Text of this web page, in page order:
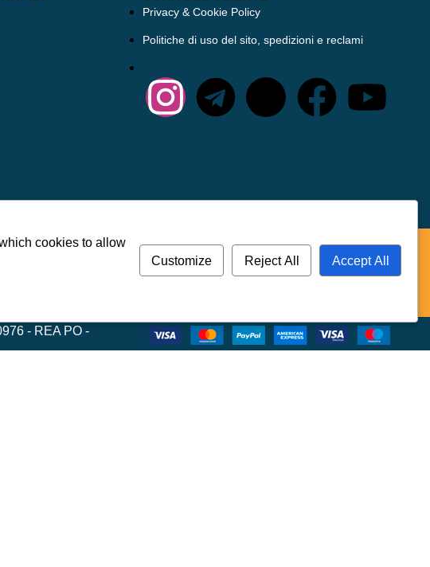
Privacy & Cookie Policy
Politiche di uso del sito, spedizioni e reclami
fuori dagli schemi. Creiamo esperienze che uniscono regole
invitano a guardare oltre l’ovvio.
- REA PO -
cookies to allow
Customize Reject All Accept All